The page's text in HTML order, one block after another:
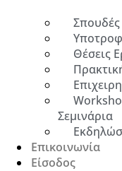
Σπουδές
Θέσεις
Σεμινάρια
Επικοινωνία
Είσοδος